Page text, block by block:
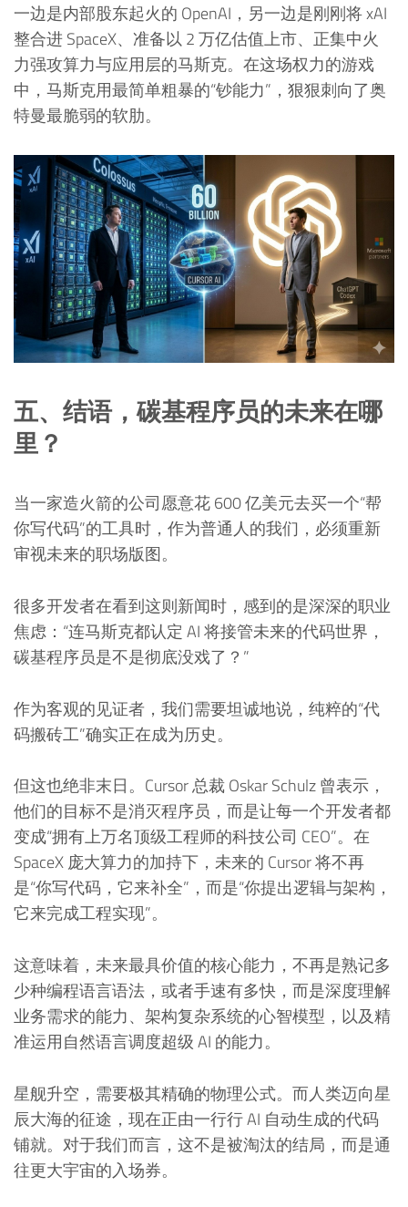
一边是内部股东起火的 OpenAI，另一边是刚刚将 xAI
整合进 SpaceX、准备以 2 万亿估值上市、正集中火
力强攻算力与应用层的马斯克。在这场权力的游戏
中，马斯克用最简单粗暴的“钞能力”，狠狠刺向了奥
特曼最脆弱的软肋。
五、结语，碳基程序员的未来在哪
里？
当一家造火箭的公司愿意花 600 亿美元去买一个“帮
你写代码”的工具时，作为普通人的我们，必须重新
审视未来的职场版图。
很多开发者在看到这则新闻时，感到的是深深的职业
焦虑：“连马斯克都认定 AI 将接管未来的代码世界，
碳基程序员是不是彻底没戏了？”
作为客观的见证者，我们需要坦诚地说，纯粹的“代
码搬砖工”确实正在成为历史。
但这也绝非末日。Cursor 总裁 Oskar Schulz 曾表示，
他们的目标不是消灭程序员，而是让每一个开发者都
变成“拥有上万名顶级工程师的科技公司 CEO”。在
SpaceX 庞大算力的加持下，未来的 Cursor 将不再
是“你写代码，它来补全”，而是“你提出逻辑与架构，
它来完成工程实现”。
这意味着，未来最具价值的核心能力，不再是熟记多
少种编程语言语法，或者手速有多快，而是深度理解
业务需求的能力、架构复杂系统的心智模型，以及精
准运用自然语言调度超级 AI 的能力。
星舰升空，需要极其精确的物理公式。而人类迈向星
辰大海的征途，现在正由一行行 AI 自动生成的代码
铺就。对于我们而言，这不是被淘汰的结局，而是通
往更大宇宙的入场券。